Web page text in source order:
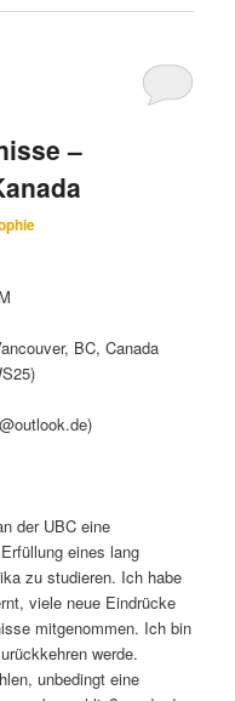
–
BC, Canada
der UBC eine
eines lang
zu studieren. Ich habe
viele neue Eindrücke
mitgenommen. Ich bin
werde.
unbedingt eine